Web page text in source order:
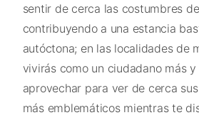
sentir de cerca las costumbres
contribuyendo a una estancia
autóctona; en las localidades de
vivirás como un ciudadano más
aprovechar para ver de cerca
más emblemáticos mientras te